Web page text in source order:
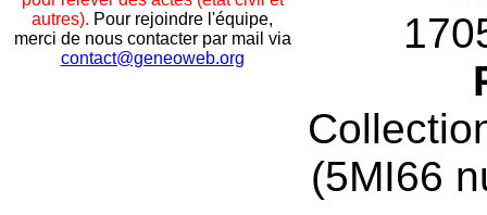
autres). Pour rejoindre l'équipe,
merci de nous contacter par mail via
contact@geneoweb.org
(5MI66